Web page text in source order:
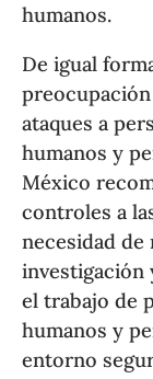
humanos.
De igual
ataques a
humanos y
México
controles a
necesidad de
investigación
el trabajo de
humanos y
entorno